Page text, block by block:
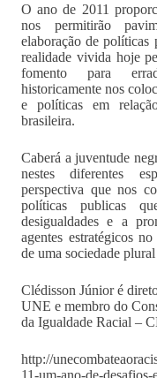
O ano de 2011
nos permitirão
elaboração de políticas
realidade vivida hoje
fomento para
historicamente nos
e políticas em
brasileira.
Caberá a juventude
nestes diferentes
perspectiva que nos
políticas publicas
desigualdades e a
agentes estratégicos
de uma sociedade
Clédisson Júnior é
UNE e membro do
da Igualdade Racial –
http://
11-um-ano-de-